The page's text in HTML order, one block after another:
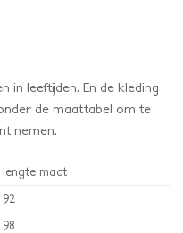
leeftijden. En de kleding
de maattabel om te
nemen.
lengte maat
92
98